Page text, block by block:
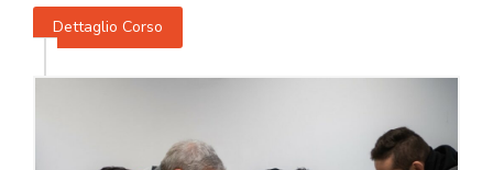
Dettaglio Corso